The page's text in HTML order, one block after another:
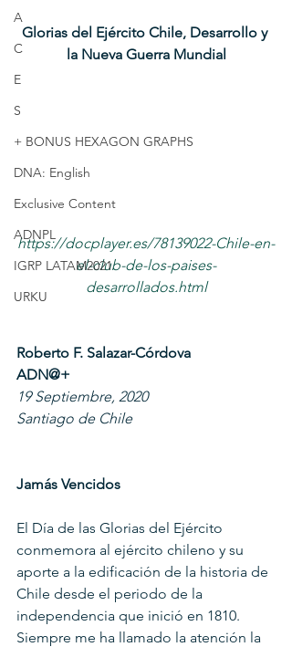
A
C
E
S
+ BONUS HEXAGON GRAPHS
DNA: English
Exclusive Content
ADNPL
IGRP LATAM2021
URKU
Glorias del Ejército Chile, Desarrollo y
la Nueva Guerra Mundial
https://docplayer.es/78139022-Chile-en-
el-club-de-los-paises-
desarrollados.html
Roberto F. Salazar-Córdova
ADN@+
19 Septiembre, 2020
Santiago de Chile
Jamás Vencidos
El Día de las Glorias del Ejército
conmemora al ejército chileno y su
aporte a la edificación de la historia de
Chile desde el periodo de la
independencia que inició en 1810.
Siempre me ha llamado la atención la